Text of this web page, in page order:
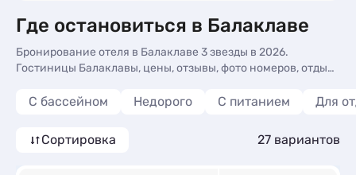
Где остановиться в Балаклаве
Бронирование отеля в Балаклаве 3 звезды в 2026.
Гостиницы Балаклавы, цены, отзывы, фото номеров, отдых
С бассейном Недорого С питанием Для
Сортировка 27 вариантов